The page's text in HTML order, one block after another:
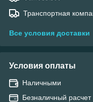
Транспортная
Все условия доставки
Условия оплаты
Наличными
Безналичный расчет